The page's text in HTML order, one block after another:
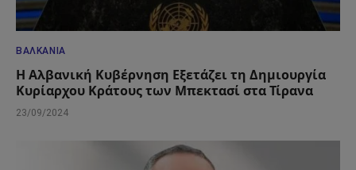
ΒΑΛΚΆΝΙΑ
Η Αλβανική Κυβέρνηση Εξετάζει τη Δημιουργία
Κυρίαρχου Κράτους των Μπεκτασί στα Τίρανα
23/09/2024